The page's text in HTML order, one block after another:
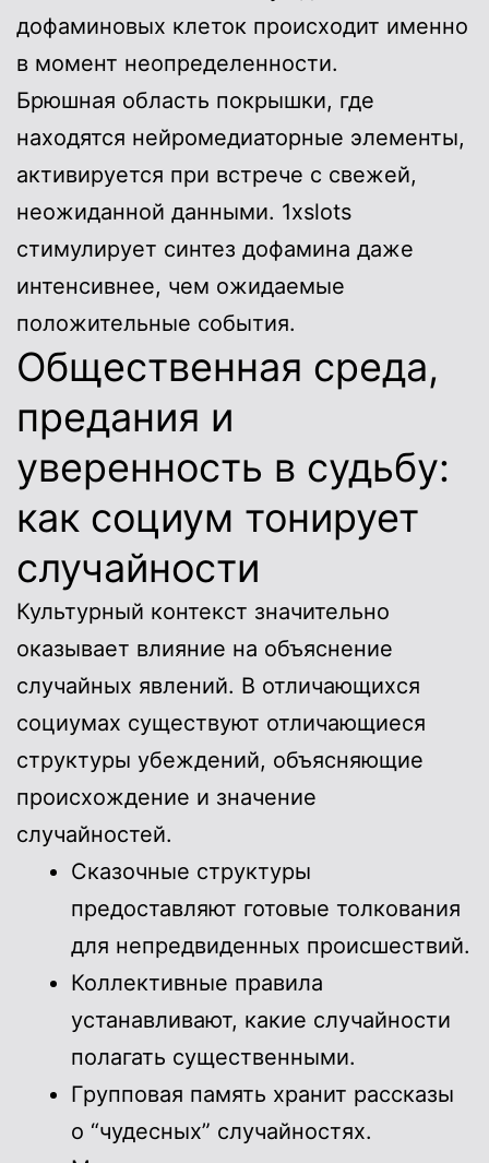
дофаминовых клеток происходит именно
в момент неопределенности.
Брюшная область покрышки, где
находятся нейромедиаторные элементы,
активируется при встрече с свежей,
неожиданной данными. 1xslots
стимулирует синтез дофамина даже
интенсивнее, чем ожидаемые
положительные события.
Общественная среда,
предания и
уверенность в судьбу:
как социум тонирует
случайности
Культурный контекст значительно
оказывает влияние на объяснение
случайных явлений. В отличающихся
социумах существуют отличающиеся
структуры убеждений, объясняющие
происхождение и значение
случайностей.
Сказочные структуры
предоставляют готовые толкования
для непредвиденных происшествий.
Коллективные правила
устанавливают, какие случайности
полагать существенными.
Групповая память хранит рассказы
о “чудесных” случайностях.